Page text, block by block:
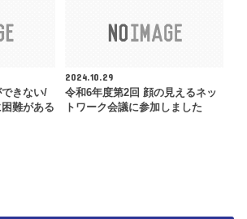
きない/
難がある
2024.10.29
令和6年度第2回 顔の見えるネッ
トワーク会議に参加しました